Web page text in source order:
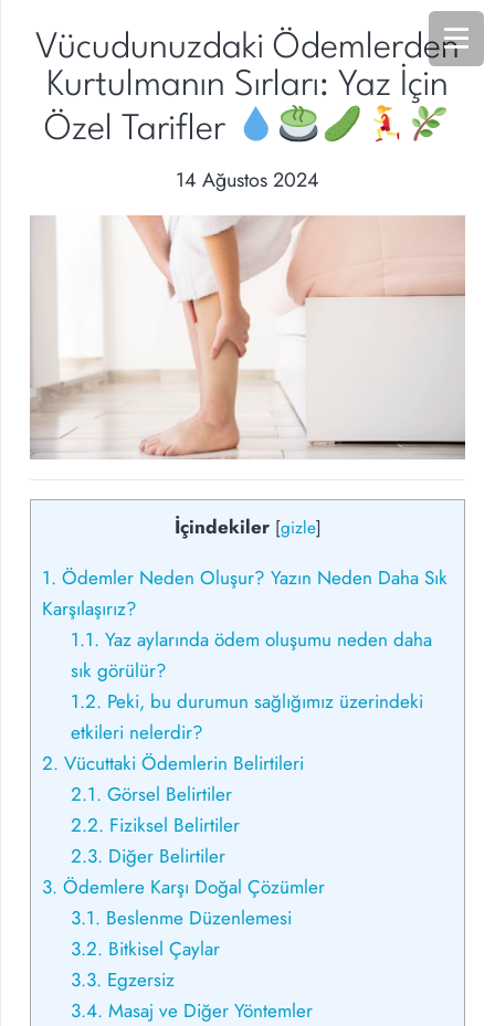
Vücudunuzdaki Ödemlerden
Kurtulmanın Sırları: Yaz İçin
Özel Tarifler
14 Ağustos 2024
İçindekiler [gizle]
1. Ödemler Neden Oluşur? Yazın Neden Daha Sık
Karşılaşırız?
1.1. Yaz aylarında ödem oluşumu neden daha
sık görülür?
1.2. Peki, bu durumun sağlığımız üzerindeki
etkileri nelerdir?
2. Vücuttaki Ödemlerin Belirtileri
2.1. Görsel Belirtiler
2.2. Fiziksel Belirtiler
2.3. Diğer Belirtiler
3. Ödemlere Karşı Doğal Çözümler
3.1. Beslenme Düzenlemesi
3.2. Bitkisel Çaylar
3.3. Egzersiz
3.4. Masaj ve Diğer Yöntemler